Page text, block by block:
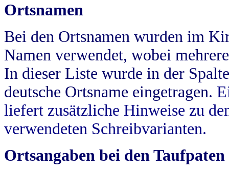
Ortsnamen
Bei den Ortsnamen wurden im
Namen verwendet, wobei
In dieser Liste wurde in der
deutsche Ortsname eingetragen.
liefert zusätzliche Hinweise zu
verwendeten Schreibvarianten.
Ortsangaben bei den Taufpaten